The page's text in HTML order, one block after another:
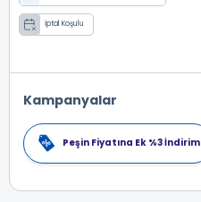
İptal Koşulu
Kampanyalar
Peşin Fiyatına Ek %3 İndirim